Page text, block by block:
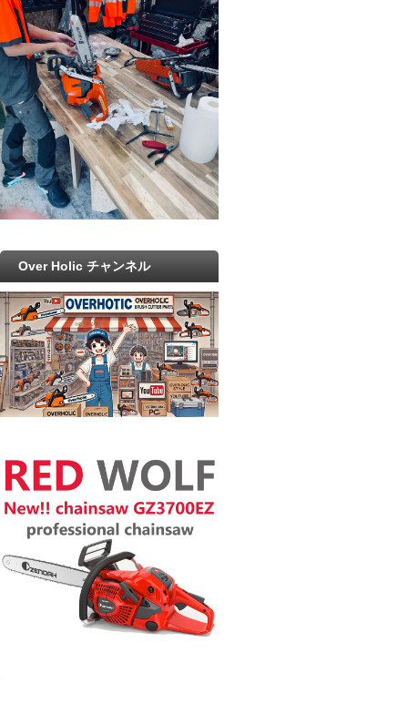
Over Holic チャンネル